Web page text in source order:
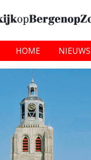
HOME NIEUWS